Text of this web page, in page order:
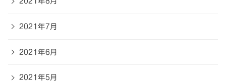
2021年7月
2021年6月
2021年5月